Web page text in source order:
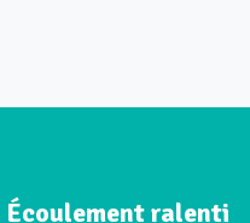
Écoulement ralenti